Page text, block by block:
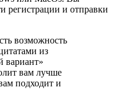
регистрации и отправки
возможность
из
вариант»
вам лучше
подходит и